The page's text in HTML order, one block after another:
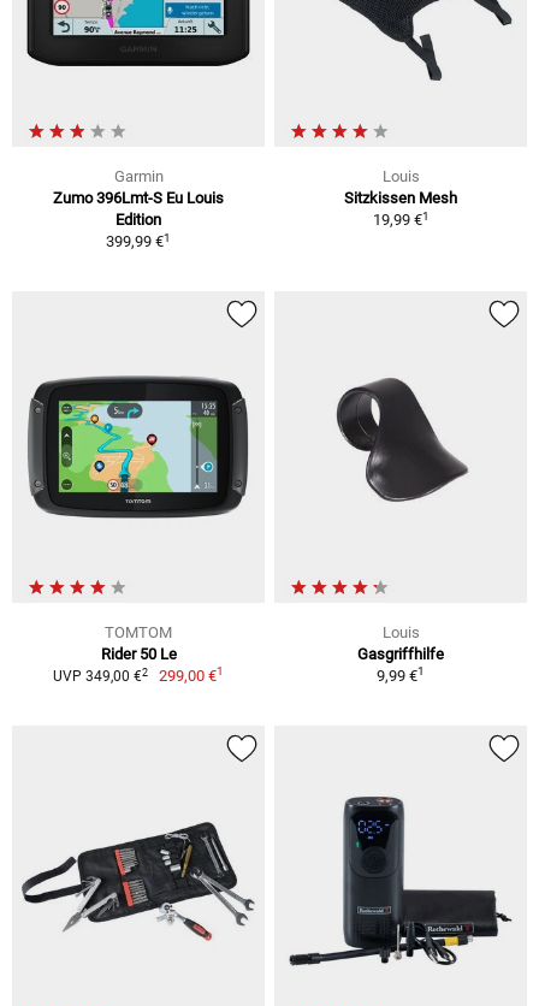
Garmin
Zumo 396Lmt-S Eu Louis
Edition
399,99 €1
Louis
Sitzkissen Mesh
19,99 €1
TOMTOM
Rider 50 Le
UVP 349,00 €2 299,00 €1
Louis
Gasgriffhilfe
9,99 €1